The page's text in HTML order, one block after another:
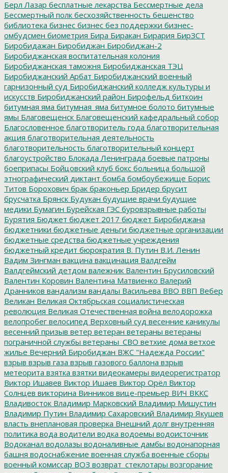
Берл Лазар бесплатные лекарства Бессмертные дела
Бессмертный полк бесхозяйственность бешенство
библиотека бизнес бизнес без поддержки бизнес-
омбудсмен биометрия Бира Биракан Бирария БирЗСТ
Биробидажан Биробиджан Биробиджан-2
Биробиджанская воспитательная колония
Биробиджанская таможня Биробиджанская ТЭЦ
Биробиджанский Арбат Биробиджанский военный
гарнизонный суд Биробиджанский колледж культуры и
искусств Биробиджанский район Бирофельд биткоин
битумная яма битумная_яма битумное болото битумные
ямы Благовещенск Благовещенский кафедральный собор
Благословенное благотворитель года благотворительная
акция благотворительная деятельность
благотворительность благотворительный концерт
благоустройство Блокада Ленинграда боевые патроны
боеприпасы Бойцовский клуб бокс больница большой
этнографический диктант бомба бомбоубежище Борис
Титов Борохович брак браконьер Бридер брусит
брусчатка Брянск Будукан будущие врачи будущие
медики Бумагин Бурейская ГЭС буровзрывные работы
Бурятия Бюджет бюджет 2017 бюджет Биробиджана
бюджетники бюджетные деньги бюджетные организации
бюджетные средства бюджетные учреждения
бюджетный кредит бюрократия В. Путин В.И. Ленин
Вадим Зингман вакцина вакцинация Валдгейм
Валдгеймский детдом валежник Валентин Брусиловский
Валентин Коровин Валентина Матвиенко Валерий
Дранников вандализм вандалы Васильева ВВО ВВП Вебер
Великан Великая Октябрьская социалистическая
революция Великая Отечественная война велодорожка
велопробег велосипед Верховный суд весенние каникулы
весенний призыв ветер ветеран ветераны ветераны
пограничной службы ветераны_СВО ветхие дома ветхое
жилье Вечерний Биробиджан ВЖС "Надежда России"
взрыв взрыв газа взрыв газового баллона взрыв
метеорита взятка взятки видеокамеры видеорегистратор
Виктор Ишавев Виктор Ишаев Виктор Орёл Виктор
Солнцев викторина Винников вице-премьер ВИЧ ВККС
Владивосток Владимир Марковский Владимир Мишустин
Владимир Путин Владимир Сахаровский Владимир Якушев
власть внеплановая проверка Внешний долг внутренняя
политика вода водители водка водоемы водоисточник
Водоканал водолазы водоналивные дамбы водонапорная
башня водоснабжение военная служба военные сборы
военный комиссар ВОЗ возврат_стеклотары возгорание